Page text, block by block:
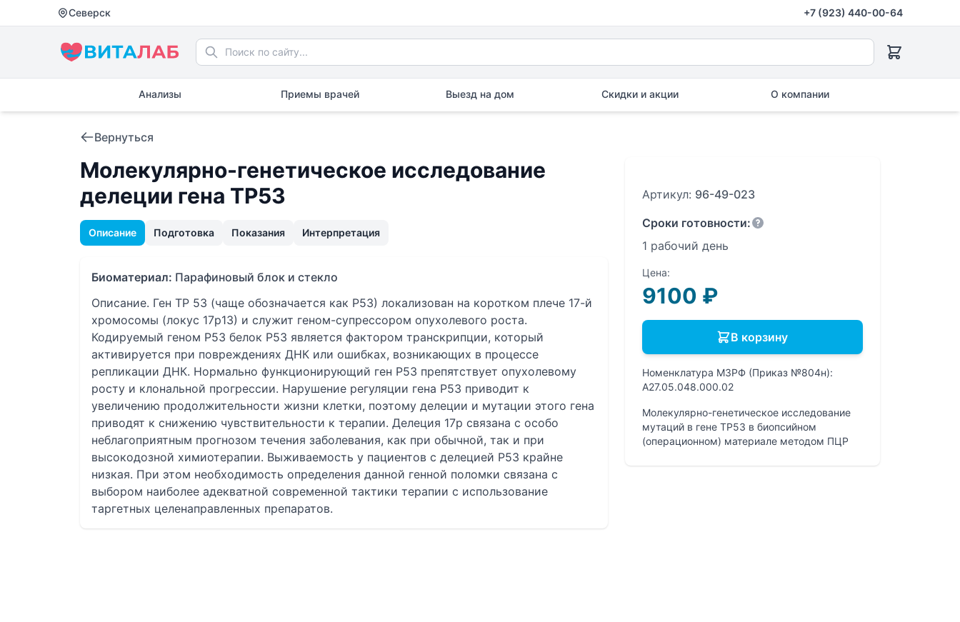
Северск +7 (923) 440-00-64
Анализы Приемы врачей Выезд на дом Скидки и акции О компании
Вернуться
Молекулярно-генетическое исследование
делеции гена TP53
Описание Подготовка Показания Интерпретация
Биоматериал: Парафиновый блок и стекло
Описание. Ген ТР 53 (чаще обозначается как Р53) локализован на коротком плече 17-й
хромосомы (локус 17р13) и служит геном-супрессором опухолевого роста.
Кодируемый геном Р53 белок Р53 является фактором транскрипции, который
активируется при повреждениях ДНК или ошибках, возникающих в процессе
репликации ДНК. Нормально функционирующий ген Р53 препятствует опухолевому
росту и клональной прогрессии. Нарушение регуляции гена Р53 приводит к
увеличению продолжительности жизни клетки, поэтому делеции и мутации этого гена
приводят к снижению чувствительности к терапии. Делеция 17р связана с особо
неблагоприятным прогнозом течения заболевания, как при обычной, так и при
высокодозной химиотерапии. Выживаемость у пациентов с делецией Р53 крайне
низкая. При этом необходимость определения данной генной поломки связана с
выбором наиболее адекватной современной тактики терапии с использование
таргетных целенаправленных препаратов.
Артикул: 96-49-023
Сроки готовности:
1 рабочий день
Цена:
9100 ₽
В корзину
Номенклатура МЗРФ (Приказ №804н):
A27.05.048.000.02
Молекулярно-генетическое исследование
мутаций в гене TP53 в биопсийном
(операционном) материале методом ПЦР